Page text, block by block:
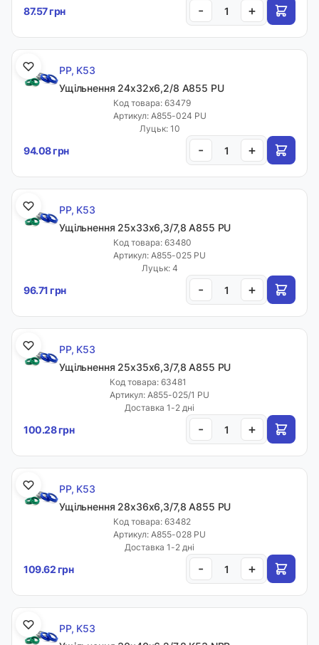
87.57 грн - +
PP, K53
Ущільнення 24х32х6,2/8 A855 PU
Код товара: 63479
Артикул: A855-024 PU
Луцьк: 10
94.08 грн - +
PP, K53
Ущільнення 25х33х6,3/7,8 A855 PU
Код товара: 63480
Артикул: A855-025 PU
Луцьк: 4
96.71 грн - +
PP, K53
Ущільнення 25х35х6,3/7,8 A855 PU
Код товара: 63481
Артикул: A855-025/1 PU
Доставка 1-2 дні
100.28 грн - +
PP, K53
Ущільнення 28х36х6,3/7,8 A855 PU
Код товара: 63482
Артикул: A855-028 PU
Доставка 1-2 дні
109.62 грн - +
PP, K53